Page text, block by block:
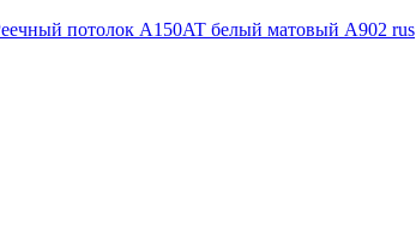
потолок A150AT белый матовый А902 rus